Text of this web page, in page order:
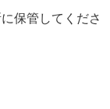
保管してくださ